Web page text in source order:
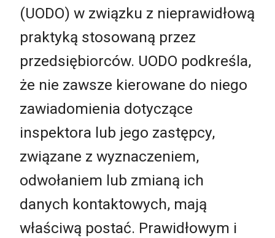
(UODO) w związku z nieprawidłową
praktyką stosowaną przez
przedsiębiorców. UODO podkreśla,
że nie zawsze kierowane do niego
zawiadomienia dotyczące
inspektora lub jego zastępcy,
związane z wyznaczeniem,
odwołaniem lub zmianą ich
danych kontaktowych, mają
właściwą postać. Prawidłowym i